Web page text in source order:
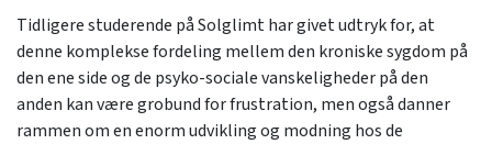
​Tidligere studerende på Solglimt har givet udtryk for, at
denne komplekse fordeling mellem den kroniske sygdom på
den ene side og de psyko-sociale vanskeligheder på den
anden kan være grobund for frustration, men også danner
rammen om en enorm udvikling og modning hos de